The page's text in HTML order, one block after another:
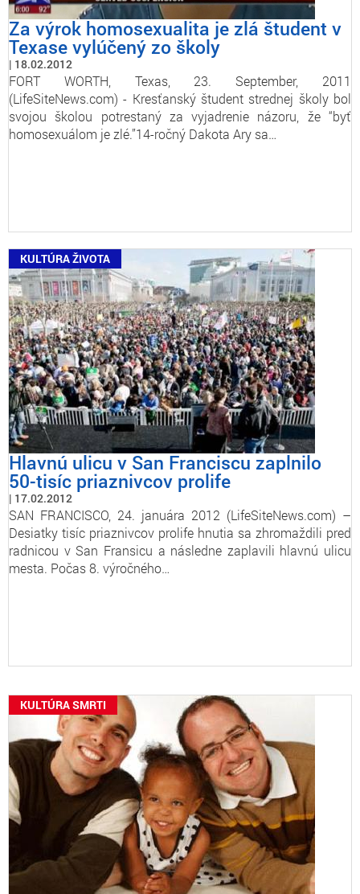
Za výrok homosexualita je zlá študent v
Texase vylúčený zo školy
18.02.2012
FORT WORTH, Texas, 23. September, 2011
(LifeSiteNews.com) - Kresťanský študent strednej školy bol
svojou školou potrestaný za vyjadrenie názoru, že “byť
homosexuálom je zlé.”14-ročný Dakota Ary sa…
KULTÚRA ŽIVOTA
Hlavnú ulicu v San Franciscu zaplnilo
50-tisíc priaznivcov prolife
17.02.2012
SAN FRANCISCO, 24. januára 2012 (LifeSiteNews.com) –
Desiatky tisíc priaznivcov prolife hnutia sa zhromaždili pred
radnicou v San Fransicu a následne zaplavili hlavnú ulicu
mesta. Počas 8. výročného…
KULTÚRA SMRTI